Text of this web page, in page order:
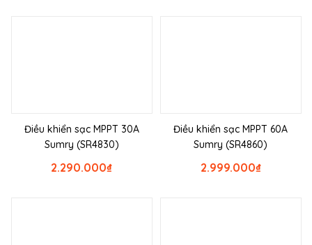
Điều khiển sạc MPPT 30A
Sumry (SR4830)
₫
2.290.000
Điều khiển sạc MPPT 60A
Sumry (SR4860)
₫
2.999.000